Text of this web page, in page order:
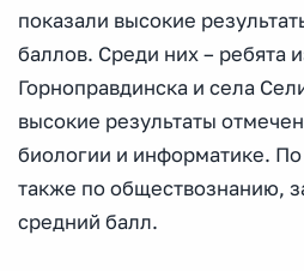
показали высокие
баллов. Среди них – ребята
Горноправдинска и села
высокие результаты
биологии и информатике.
также по обществознанию,
средний балл.